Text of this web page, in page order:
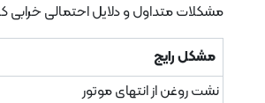
مشکلات متداول و دلایل احتمالی خرابی
مشکل رایج
نشت روغن از انتهای موتور